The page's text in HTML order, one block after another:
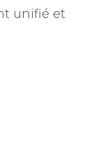
unifié et